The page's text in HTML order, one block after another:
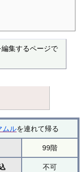
集するページで
ムルを連れて帰る
99階
不可